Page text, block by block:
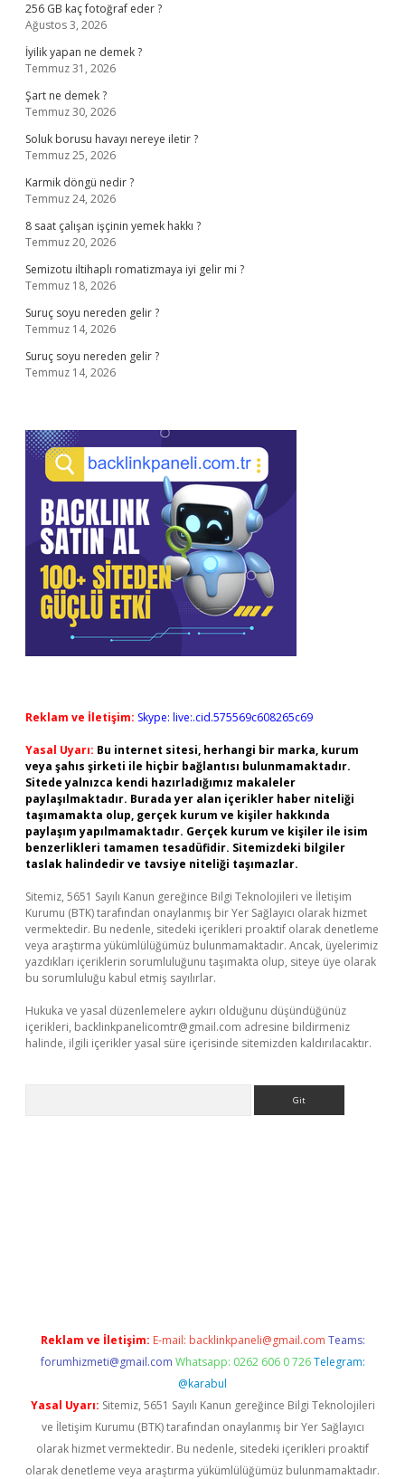
256 GB kaç fotoğraf eder ?
Ağustos 3, 2026
İyilik yapan ne demek ?
Temmuz 31, 2026
Şart ne demek ?
Temmuz 30, 2026
Soluk borusu havayı nereye iletir ?
Temmuz 25, 2026
Karmik döngü nedir ?
Temmuz 24, 2026
8 saat çalışan işçinin yemek hakkı ?
Temmuz 20, 2026
Semizotu iltihaplı romatizmaya iyi gelir mi ?
Temmuz 18, 2026
Suruç soyu nereden gelir ?
Temmuz 14, 2026
Suruç soyu nereden gelir ?
Temmuz 14, 2026
Reklam ve İletişim: Skype: live:.cid.575569c608265c69
Yasal Uyarı: Bu internet sitesi, herhangi bir marka, kurum
veya şahıs şirketi ile hiçbir bağlantısı bulunmamaktadır.
Sitede yalnızca kendi hazırladığımız makaleler
paylaşılmaktadır. Burada yer alan içerikler haber niteliği
taşımamakta olup, gerçek kurum ve kişiler hakkında
paylaşım yapılmamaktadır. Gerçek kurum ve kişiler ile isim
benzerlikleri tamamen tesadüfidir. Sitemizdeki bilgiler
taslak halindedir ve tavsiye niteliği taşımazlar.
Sitemiz, 5651 Sayılı Kanun gereğince Bilgi Teknolojileri ve İletişim
Kurumu (BTK) tarafından onaylanmış bir Yer Sağlayıcı olarak hizmet
vermektedir. Bu nedenle, sitedeki içerikleri proaktif olarak denetleme
veya araştırma yükümlülüğümüz bulunmamaktadır. Ancak, üyelerimiz
yazdıkları içeriklerin sorumluluğunu taşımakta olup, siteye üye olarak
bu sorumluluğu kabul etmiş sayılırlar.
Hukuka ve yasal düzenlemelere aykırı olduğunu düşündüğünüz
içerikleri, backlinkpanelicomtr@gmail.com adresine bildirmeniz
halinde, ilgili içerikler yasal süre içerisinde sitemizden kaldırılacaktır.
Reklam ve İletişim: E-mail: backlinkpaneli@gmail.com Teams:
forumhizmeti@gmail.com Whatsapp: 0262 606 0 726 Telegram:
@karabul
Yasal Uyarı: Sitemiz, 5651 Sayılı Kanun gereğince Bilgi Teknolojileri
ve İletişim Kurumu (BTK) tarafından onaylanmış bir Yer Sağlayıcı
olarak hizmet vermektedir. Bu nedenle, sitedeki içerikleri proaktif
olarak denetleme veya araştırma yükümlülüğümüz bulunmamaktadır.